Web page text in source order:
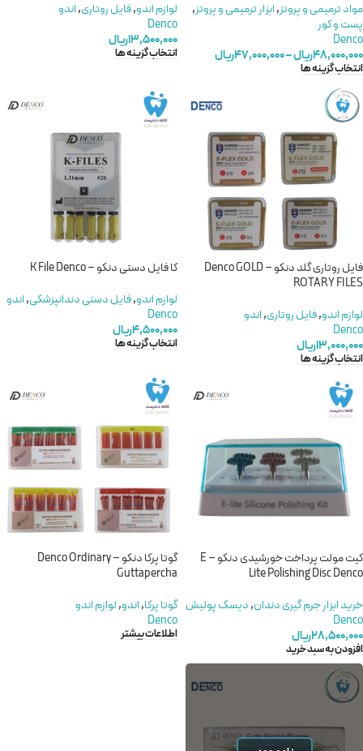
مواد ترمیمی و پروتز,ابزار ترمیمی و پروتز,
پست و کور
Denco
۴۸,۰۰۰,۰۰۰ریال–۴۷,۰۰۰,۰۰۰ریال
انتخاب گزینه ها
لوازم اندو,فایل روتاری,اندو
Denco
۱۳,۵۰۰,۰۰۰ریال
انتخاب گزینه ها
فایل روتاری گلد دنکو – Denco GOLD
ROTARY FILES
لوازم اندو,فایل روتاری,اندو
Denco
۱۳,۰۰۰,۰۰۰ریال
انتخاب گزینه ها
کا فایل دستی دنکو – K File Denco
لوازم اندو,فایل دستی دندانپزشکی,اندو
Denco
۴,۵۰۰,۰۰۰ریال
انتخاب گزینه ها
کیت مولت پرداخت خورشیدی دنکو – E
Lite Polishing Disc Denco
خرید ابزار جرم گیری دندان,دیسک پولیش
Denco
۲۸,۵۰۰,۰۰۰ریال
افزودن به سبد خرید
گوتا پرکا دنکو – Denco Ordinary
Guttapercha
گوتا پرکا,اندو,لوازم اندو
Denco
اطلاعات بیشتر